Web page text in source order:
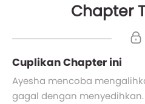
Chapter
Cuplikan Chapter ini
Ayesha mencoba
gagal dengan